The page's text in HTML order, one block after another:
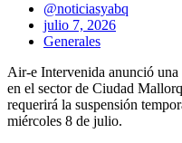
@noticiasyabq
julio 7, 2026
Generales
Air-e Intervenida anunció una
en el sector de Ciudad
requerirá la suspensión
miércoles 8 de julio.